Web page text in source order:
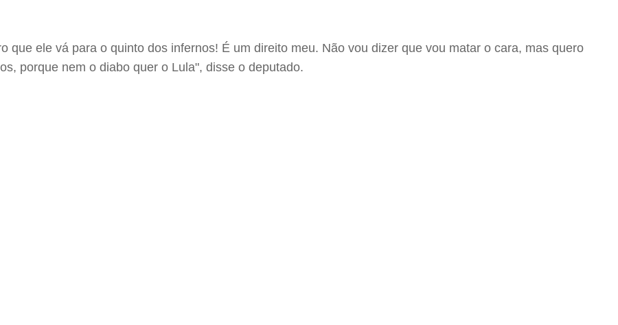
que ele vá para o quinto dos infernos! É um direito meu. Não vou dizer que vou matar o cara, mas quero
porque nem o diabo quer o Lula", disse o deputado.